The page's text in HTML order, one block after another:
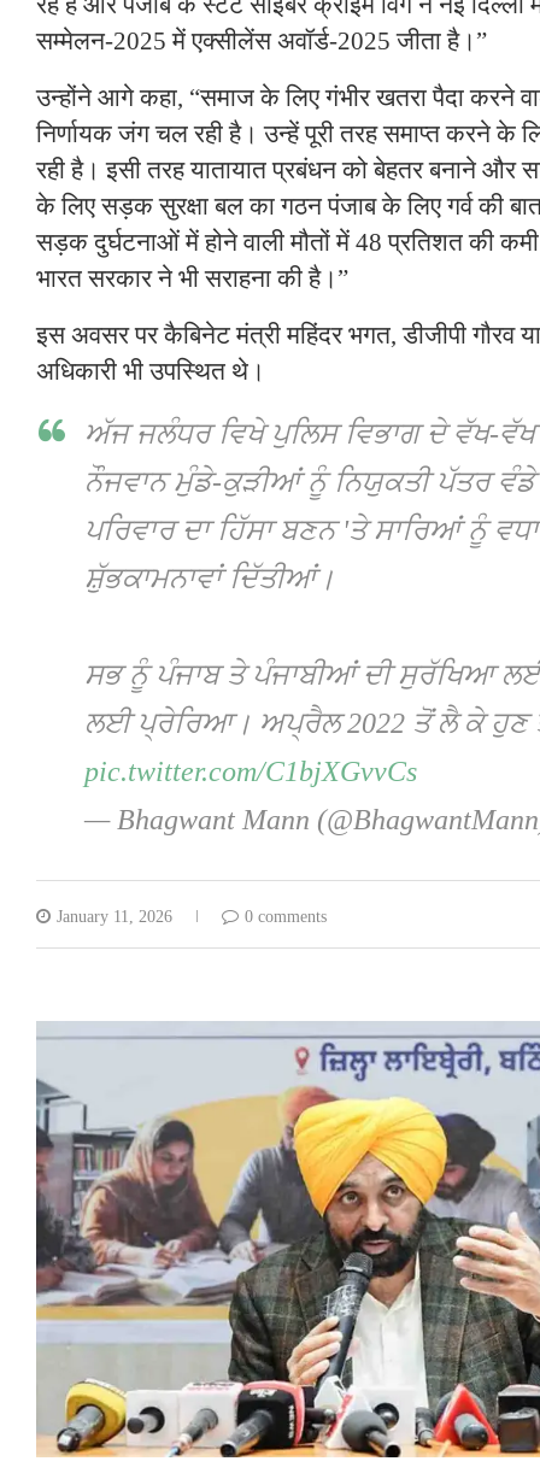
सम्मेलन-2025 में एक्सीलेंस अवॉर्ड-2025 जीता है।”
उन्होंने आगे कहा, “समाज के लिए गंभीर खतरा पैदा करने
निर्णायक जंग चल रही है। उन्हें पूरी तरह समाप्त करने के
रही है। इसी तरह यातायात प्रबंधन को बेहतर बनाने और
के लिए सड़क सुरक्षा बल का गठन पंजाब के लिए गर्व की
सड़क दुर्घटनाओं में होने वाली मौतों में 48 प्रतिशत की
भारत सरकार ने भी सराहना की है।”
इस अवसर पर कैबिनेट मंत्री महिंदर भगत, डीजीपी गौरव
अधिकारी भी उपस्थित थे।
ਅੱਜ ਜਲੰਧਰ ਵਿਖੇ ਪੁਲਿਸ ਵਿਭਾਗ ਦੇ ਵੱਖ-
ਨੌਜਵਾਨ ਮੁੰਡੇ-ਕੁੜੀਆਂ ਨੂੰ ਨਿਯੁਕਤੀ ਪੱਤਰ
ਪਰਿਵਾਰ ਦਾ ਹਿੱਸਾ ਬਣਨ 'ਤੇ ਸਾਰਿਆਂ ਨੂੰ
ਸ਼ੁੱਭਕਾਮਨਾਵਾਂ ਦਿੱਤੀਆਂ।
ਸਭ ਨੂੰ ਪੰਜਾਬ ਤੇ ਪੰਜਾਬੀਆਂ ਦੀ ਸੁਰੱਖਿਆ
ਲਈ ਪ੍ਰੇਰਿਆ। ਅਪ੍ਰੈਲ 2022 ਤੋਂ ਲੈ ਕੇ ਹੁਣ
pic.twitter.com/C1bjXGvvCs
— Bhagwant Mann
January 11, 2026 0 comments